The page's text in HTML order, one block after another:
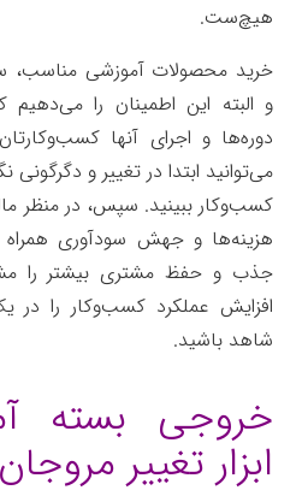
هیچ‌ست.
خرید محصولات آموزشی مناسب،
و البته این اطمینان را می‌دهیم
دوره‌ها و اجرای آنها
می‌توانید ابتدا در تغییر و
کسب‌وکار ببینید. سپس، در منظر
هزینه‌ها و جهش سودآوری همراه
جذب و حفظ مشتری بیشتر را
افزایش عملکرد کسب‌وکار را در
شاهد باشید.
خروجی بسته
ابزار تغییر